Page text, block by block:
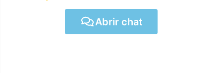
Abrir chat